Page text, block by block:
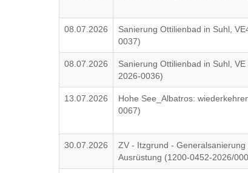
08.07.2026
Sanierung Ottilienbad in Suhl,
0037)
08.07.2026
Sanierung Ottilienbad in Suhl,
2026-0036)
13.07.2026
Hohe See_Albatros:
0067)
30.07.2026
ZV - Itzgrund -
Ausrüstung (1200-0452-2026/